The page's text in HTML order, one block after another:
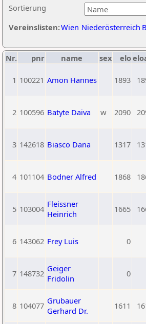
Sortierung
Vereinslisten:Wien Niederösterreich
Nr. pnr name sex elo
1 100221 Amon Hannes 1893
2 100596 Batyte Daiva w 2090
3 142618 Biasco Dana 1317
4 101104 Bodner Alfred 1868
5 103004 Fleissner
Heinrich
1665
6 143062 Frey Luis 0
7 148732 Geiger
Fridolin
0
8 104077 Grubauer
Gerhard Dr.
1611